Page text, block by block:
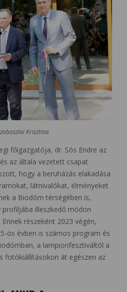
Krisztina
főigazgatója, dr. Sós Endre az
az általa vezetett csapat
hogy a beruházás elakadása
látnivalókat, élményeket
a Biodóm térségében is,
illeszkedő módon
részeként 2023 végén,
ös évben is számos program és
a lampionfesztiváltól a
fotókiállításokon át egészen az